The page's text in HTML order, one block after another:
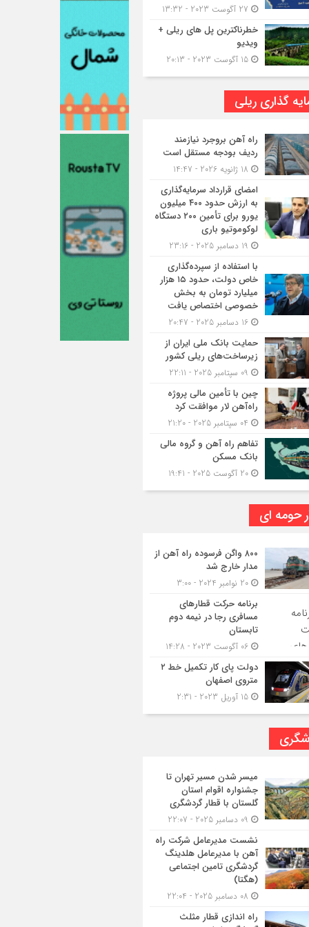
خطرناکترین پل های ریلی +
ویدیو
گذاری ریلی
راه آهن بروجرد نیازمند
ردیف بودجه مستقل است
امضای قرارداد سرمایه‌گذاری
به ارزش حدود ۴۰۰ میلیون
یورو برای تأمین ۲۰۰ دستگاه
لوکوموتیو باری
با استفاده از سپرده‌گذاری
خاص دولت، حدود ۱۵ هزار
میلیارد تومان به بخش
خصوصی اختصاص یافت
حمایت بانک ملی ایران از
زیرساخت‌های ریلی کشور
چین با تأمین مالی پروژه
راه‌آهن لار موافقت کرد
تفاهم راه آهن و گروه مالی
بانک مسکن
حومه ای
۸۰۰ واگن فرسوده راه آهن از
مدار خارج شد
برنامه حرکت قطارهای
مسافری رجا در نیمه دوم
تابستان
دولت پای کار تکمیل خط ۲
متروی اصفهان
میسر شدن مسیر تهران تا
جشنواره اقوام استان
گلستان با قطار گردشگری
نشست مدیرعامل شرکت راه
آهن با مدیرعامل هلدینگ
گردشگری تامین اجتماعی
(هگتا)
راه اندازی قطار مثلث